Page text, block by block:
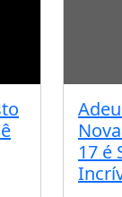
17 é